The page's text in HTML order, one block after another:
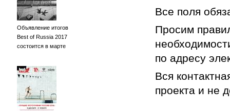
Объявление итогов
Best of Russia 2017
состоится в марте
Все поля
Просим
по адресу
Вся
проекта и не